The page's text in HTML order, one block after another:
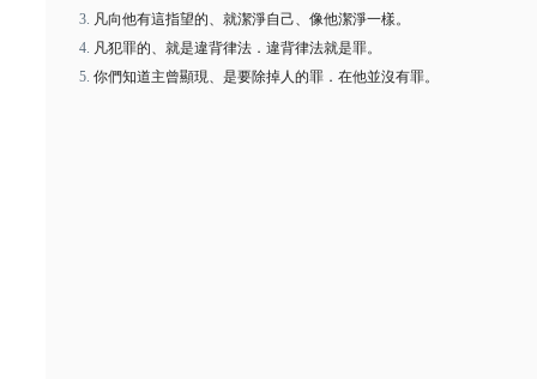
凡向他有這指望的、就潔淨自己、像他潔淨一樣。
凡犯罪的、就是違背律法．違背律法就是罪。
你們知道主曾顯現、是要除掉人的罪．在他並沒有罪。